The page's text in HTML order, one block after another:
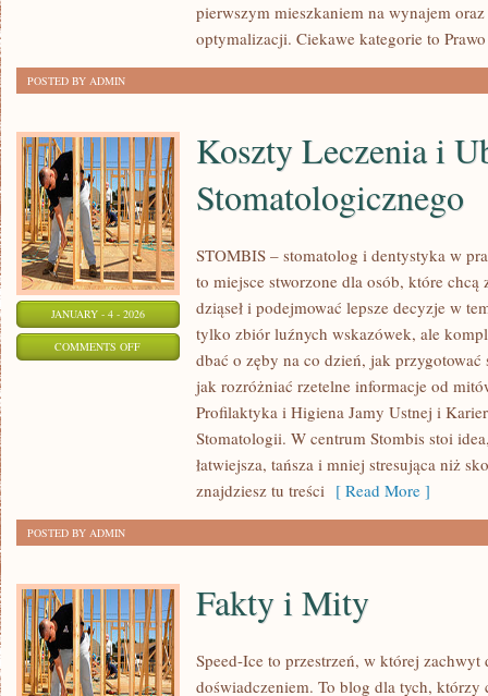
pierwszym mieszkaniem na wynajem
optymalizacji. Ciekawe kategorie to Prawo
POSTED BY ADMIN
JANUARY - 4 - 2026
COMMENTS OFFON
Koszty Leczenia i
Stomatologicznego
STOMBIS – stomatolog i dentystyka w
to miejsce stworzone dla osób, które
dziąseł i podejmować lepsze decyzje w
tylko zbiór luźnych wskazówek, ale
dbać o zęby na co dzień, jak
jak rozróżniać rzetelne informacje od
Profilaktyka i Higiena Jamy Ustnej i
Stomatologii. W centrum Stombis stoi
łatwiejsza, tańsza i mniej stresująca niż
znajdziesz tu treści [ Read More ]
POSTED BY ADMIN
Fakty i Mity
Speed-Ice to przestrzeń, w której
doświadczeniem. To blog dla tych, którzy